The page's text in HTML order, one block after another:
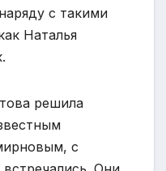
с такими
Наталья
решила
с